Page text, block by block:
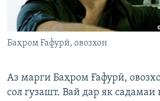
Баҳром Ғафурӣ, овозхон
Аз марги Баҳром Ғафурӣ,
сол гузашт. Вай дар як садамаи